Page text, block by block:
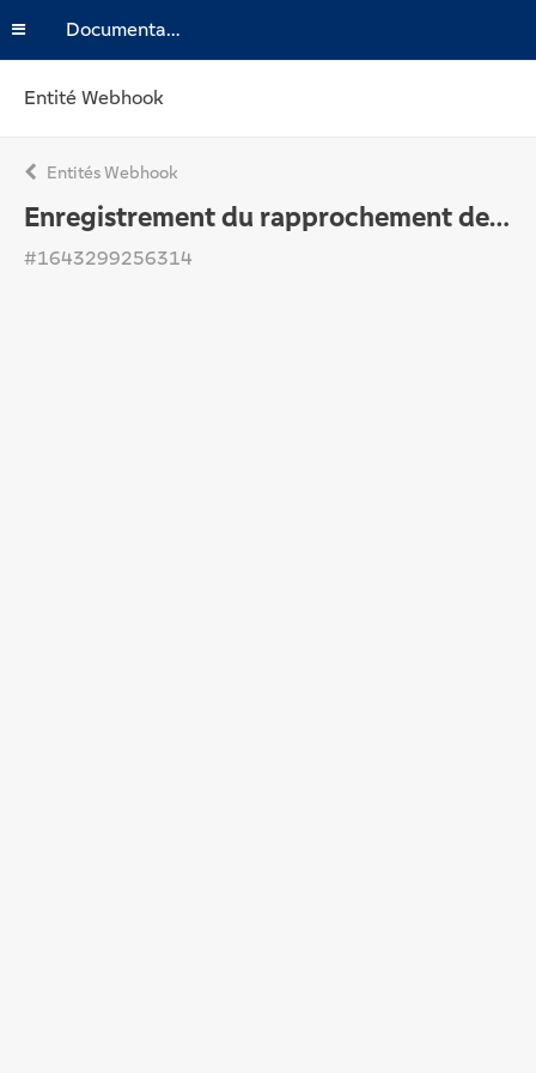
Documentation
Entité Webhook
Entités Webhook
Enregistrement du rapprochement des factures
#1643299256314